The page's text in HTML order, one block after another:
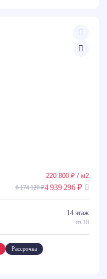
220 800 ₽ / м2
6 174 120 ₽4 939 296 ₽
14 этаж
из 18
Рассрочка